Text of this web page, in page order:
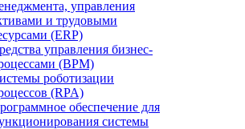
управления
и трудовыми
(ERP)
управления бизнес-
(BPM)
роботизации
(RPA)
обеспечение для
системы